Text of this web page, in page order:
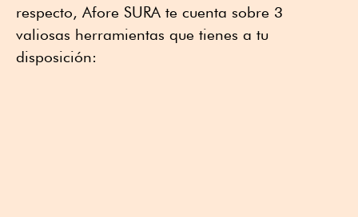
respecto, Afore SURA te cuenta sobre 3
valiosas herramientas que tienes a tu
disposición: